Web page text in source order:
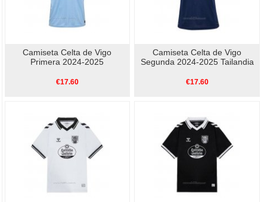
Camiseta Celta de Vigo
Primera 2024-2025
€17.60
Camiseta Celta de Vigo
Segunda 2024-2025 Tailandia
€17.60